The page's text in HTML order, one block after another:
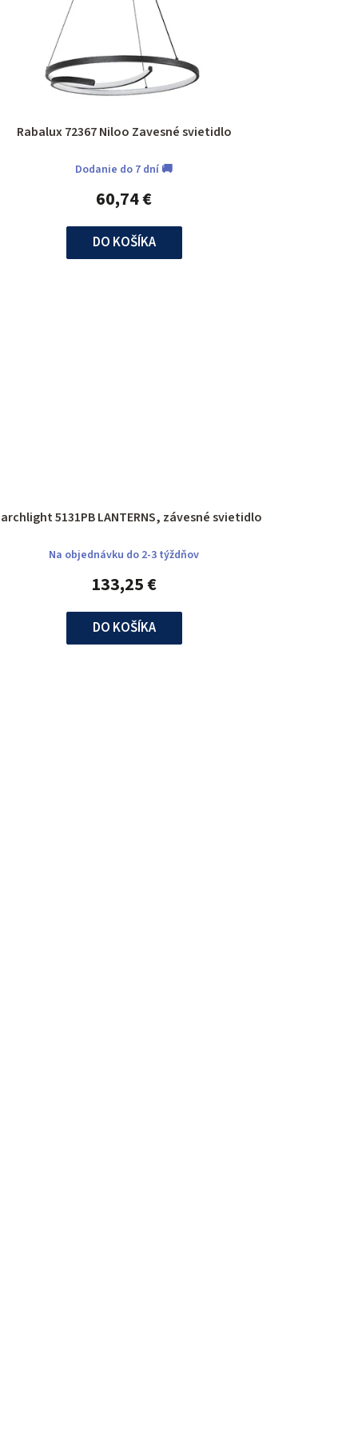
Rabalux 72367 Niloo Zavesné svietidlo
Dodanie do 7 dní 🚚
60,74 €
DO KOŠÍKA
Searchlight 5131PB LANTERNS, závesné svietidlo
Na objednávku do 2-3 týždňov
133,25 €
DO KOŠÍKA